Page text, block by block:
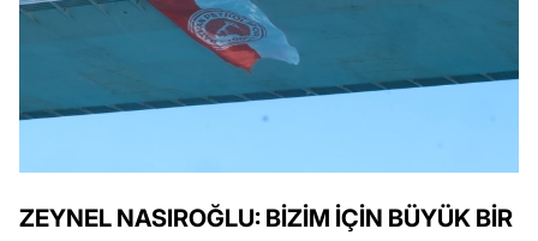
ZEYNEL NASIROĞLU: BİZİM İÇİN BÜYÜK BİR